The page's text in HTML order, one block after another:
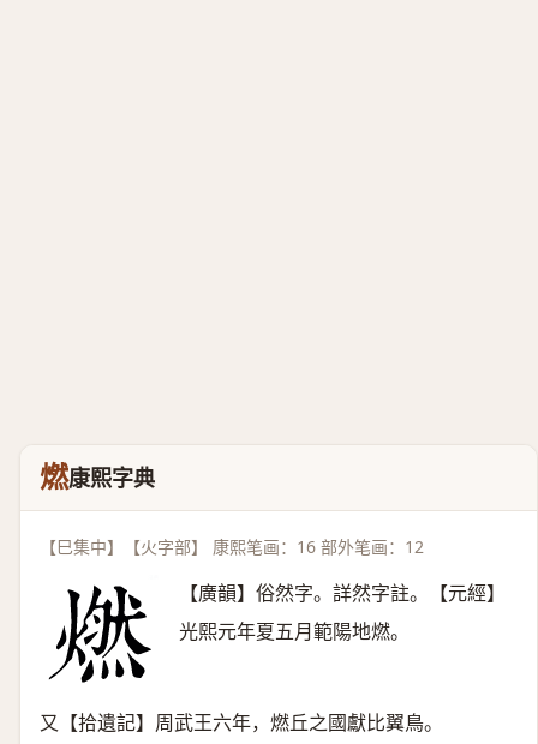
燃康熙字典
【巳集中】【火字部】 康熙笔画：16 部外笔画：12
【廣韻】俗然字。詳然字註。【元經】
光熙元年夏五月範陽地燃。
又【拾遺記】周武王六年，燃丘之國獻比翼鳥。